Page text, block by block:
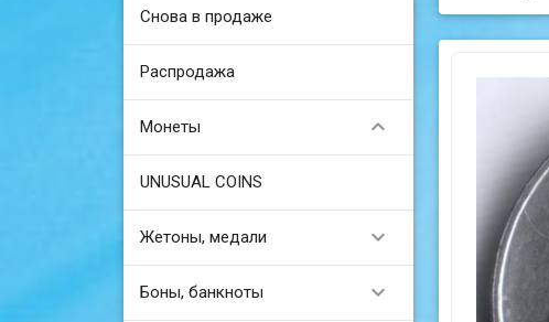
Снова в продаже
Распродажа
Монеты 
UNUSUAL COINS
Жетоны, медали 
Боны, банкноты 